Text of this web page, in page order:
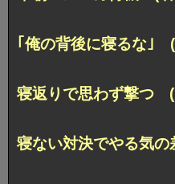
｢俺の背後に寝るな｣
寝返りで思わず撃つ (
寝ない対決でやる気